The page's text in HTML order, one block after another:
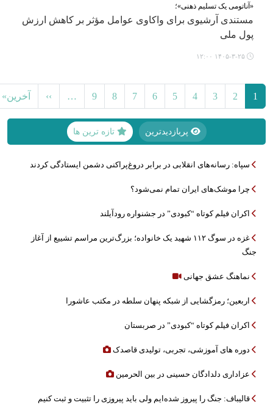
«آناتومی یک تسلیم ذهنی»؛
مستندی آرشیوی برای واکاوی عوامل مؤثر بر کاهش ارزش
پول ملی
Pagination
1
2
3
4
5
6
7
8
9
…
›› صفحه بعد
آخرین»
پربازدیدترین تازه ترین ها
سپاه: رسانه‌های انقلابی در برابر دروغ‌پراکنی دشمن ایستادگی کردند
چرا موشک‌های ایران تمام نمی‌شود؟
اکران فیلم کوتاه “کبودی” در جشنواره رودآیلند
غزه در سوگ ۱۱۲ شهید یک خانواده؛ بزرگ‌ترین مراسم تشییع از آغاز
جنگ
نماهنگ عشق جهانی
اربعین؛ رمزگشایی از شبکه پنهان سلطه در مکتب عاشورا
اکران فیلم کوتاه “کبودی” در صربستان
دوره های آموزشی، تجربی، تولیدی قاصدک
عزاداری دلدادگان حسینی در بین الحرمین
قالیباف: جنگ را پیروز شده‌ایم ولی باید پیروزی را تثبیت و ثبت کنیم